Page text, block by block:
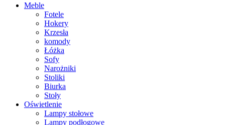
Meble
Fotele
Hokery
Krzesła
komody
Łóżka
Sofy
Narożniki
Stoliki
Biurka
Stoły
Oświetlenie
Lampy stołowe
Lampy podłogowe